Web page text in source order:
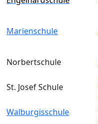
Marienschule
Norbertschule
St. Josef Schule
Walburgisschule